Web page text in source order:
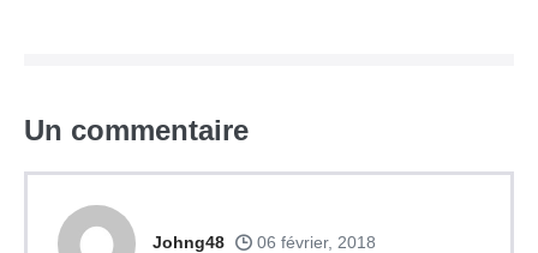
Un commentaire
Johng48 06 février, 2018